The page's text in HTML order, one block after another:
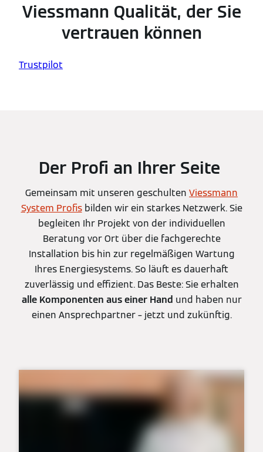
Viessmann Qualität, der Sie
vertrauen können
Trustpilot
Der Profi an Ihrer Seite
Gemeinsam mit unseren geschulten Viessmann
System Profisbilden wir ein starkes Netzwerk. Sie
begleiten Ihr Projekt von der individuellen
Beratung vor Ort über die fachgerechte
Installation bis hin zur regelmäßigen Wartung
Ihres Energiesystems. So läuft es dauerhaft
zuverlässig und effizient. Das Beste: Sie erhalten
alle Komponenten aus einer Hand und haben nur
einen Ansprechpartner – jetzt und zukünftig.